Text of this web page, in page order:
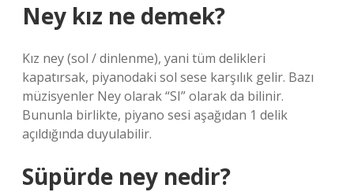
Ney kız ne demek?
Kız ney (sol / dinlenme), yani tüm delikleri
kapatırsak, piyanodaki sol sese karşılık gelir. Bazı
müzisyenler Ney olarak “SI” olarak da bilinir.
Bununla birlikte, piyano sesi aşağıdan 1 delik
açıldığında duyulabilir.
Süpürde ney nedir?